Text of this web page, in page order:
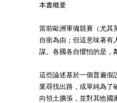
本書概要
當前歐洲軍備競賽（尤其
自衛為由；但這意味著有
謀。各國各自懼怕的是，
這些論述基於一個普遍假
業尋找出路，或單純為了
向領土擴張，並對其他國